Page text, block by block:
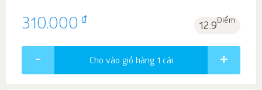
310.000 ₫ 12.9Điểm
Cho vào giỏ hàng 1 cái